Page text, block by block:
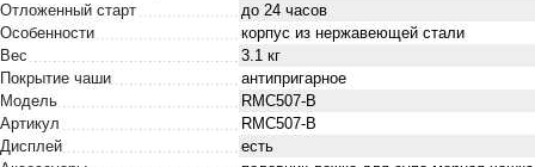
Отложенный старт
до 24 часов
Особенности
корпус из нержавеющей стали
Вес
3.1 кг
Покрытие чаши
антипригарное
Модель
RMC507-B
Артикул
RMC507-B
Дисплей
есть